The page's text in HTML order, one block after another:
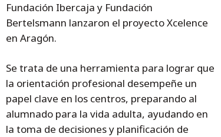
Fundación Ibercaja y Fundación
Bertelsmann lanzaron el proyecto Xcelence
en Aragón.
Se trata de una herramienta para lograr que
la orientación profesional desempeñe un
papel clave en los centros, preparando al
alumnado para la vida adulta, ayudando en
la toma de decisiones y planificación de